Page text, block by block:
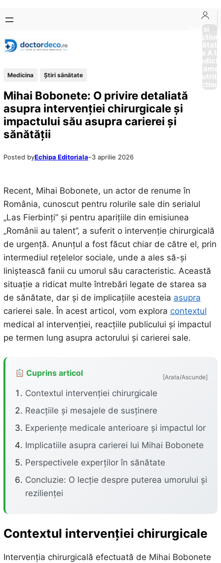
conținut
content
Boli si
Afectiuni
Sănătate
de la A
Medicina Ştiri sănătate
Mihai Bobonete: O privire detaliată
asupra intervenției chirurgicale și
impactului său asupra carierei și
sănătății
Posted byEchipa Editoriala–3 aprilie 2026
Recent, Mihai Bobonete, un actor de renume în
România, cunoscut pentru rolurile sale din serialul
„Las Fierbinți” și pentru aparițiile din emisiunea
„Românii au talent”, a suferit o intervenție chirurgicală
de urgență. Anunțul a fost făcut chiar de către el, prin
intermediul rețelelor sociale, unde a ales să-și
liniștească fanii cu umorul său caracteristic. Această
situație a ridicat multe întrebări legate de starea sa
de sănătate, dar și de implicațiile acesteia asupra
carierei sale. În acest articol, vom explora contextul
medical al intervenției, reacțiile publicului și impactul
pe termen lung asupra actorului și carierei sale.
Cuprins articol [Arata/Ascunde]
Contextul intervenției chirurgicale
Reacțiile și mesajele de susținere
Experiențe medicale anterioare și impactul lor
Implicatiile asupra carierei lui Mihai Bobonete
Perspectivele experților în sănătate
Concluzie: O lecție despre puterea umorului și
rezilienței
Contextul intervenției chirurgicale
Intervenția chirurgicală efectuată de Mihai Bobonete